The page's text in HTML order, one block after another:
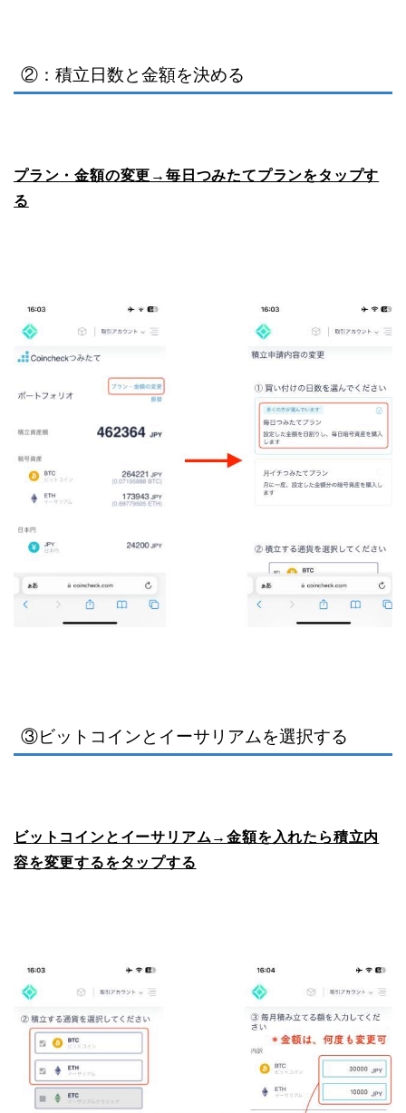
②：積立日数と金額を決める
プラン・金額の変更→毎日つみたてプランをタップす
る
③ビットコインとイーサリアムを選択する
ビットコインとイーサリアム→金額を入れたら積立内
容を変更するをタップする